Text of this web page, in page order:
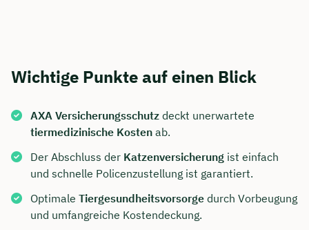
Wichtige Punkte auf einen Blick
AXA Versicherungsschutz deckt unerwartete
tiermedizinische Kosten ab.
Der Abschluss der Katzenversicherung ist einfach
und schnelle Policenzustellung ist garantiert.
Optimale Tiergesundheitsvorsorge durch Vorbeugung
und umfangreiche Kostendeckung.